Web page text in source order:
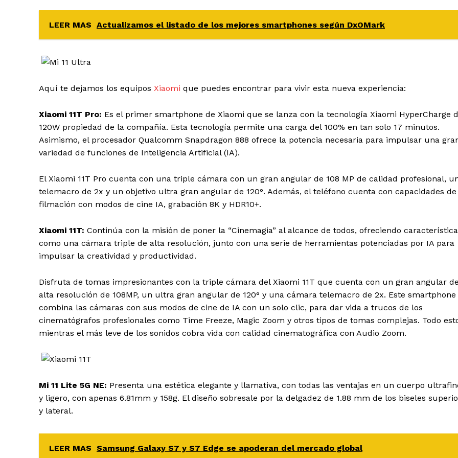
LEER MAS Actualizamos el listado de los mejores smartphones según DxOMark
Aquí te dejamos los equipos Xiaomi que puedes encontrar para vivir esta nueva experiencia:
Xiaomi 11T Pro: Es el primer smartphone de Xiaomi que se lanza con la tecnología Xiaomi HyperCharge
120W propiedad de la compañía. Esta tecnología permite una carga del 100% en tan solo 17 minutos.
Asimismo, el procesador Qualcomm Snapdragon 888 ofrece la potencia necesaria para impulsar una
variedad de funciones de Inteligencia Artificial (IA).
El Xiaomi 11T Pro cuenta con una triple cámara con un gran angular de 108 MP de calidad profesional,
telemacro de 2x y un objetivo ultra gran angular de 120°. Además, el teléfono cuenta con capacidades de
filmación con modos de cine IA, grabación 8K y HDR10+.
Xiaomi 11T: Continúa con la misión de poner la “Cinemagia” al alcance de todos, ofreciendo
como una cámara triple de alta resolución, junto con una serie de herramientas potenciadas por IA para
impulsar la creatividad y productividad.
Disfruta de tomas impresionantes con la triple cámara del Xiaomi 11T que cuenta con un gran angular de
alta resolución de 108MP, un ultra gran angular de 120° y una cámara telemacro de 2x. Este smartphone
combina las cámaras con sus modos de cine de IA con un solo clic, para dar vida a trucos de los
cinematógrafos profesionales como Time Freeze, Magic Zoom y otros tipos de tomas complejas. Todo
mientras el más leve de los sonidos cobra vida con calidad cinematográfica con Audio Zoom.
Mi 11 Lite 5G NE: Presenta una estética elegante y llamativa, con todas las ventajas en un cuerpo
y ligero, con apenas 6.81mm y 158g. El diseño sobresale por la delgadez de 1.88 mm de los biseles
y lateral.
LEER MAS Samsung Galaxy S7 y S7 Edge se apoderan del mercado global